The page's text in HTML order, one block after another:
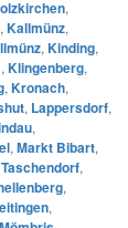
,
, Kallmünz,
, Kinding,
, Klingenberg,
, Kronach,
, Lappersdorf,
,
, Markt Bibart,
,
,
,